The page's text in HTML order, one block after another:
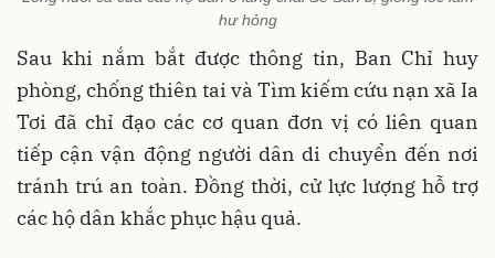
hư hỏng
Sau khi nắm bắt được thông tin, Ban Chỉ huy
phòng, chống thiên tai và Tìm kiếm cứu nạn xã Ia
Tơi đã chỉ đạo các cơ quan đơn vị có liên quan
tiếp cận vận động người dân di chuyển đến nơi
tránh trú an toàn. Đồng thời, cử lực lượng hỗ trợ
các hộ dân khắc phục hậu quả.